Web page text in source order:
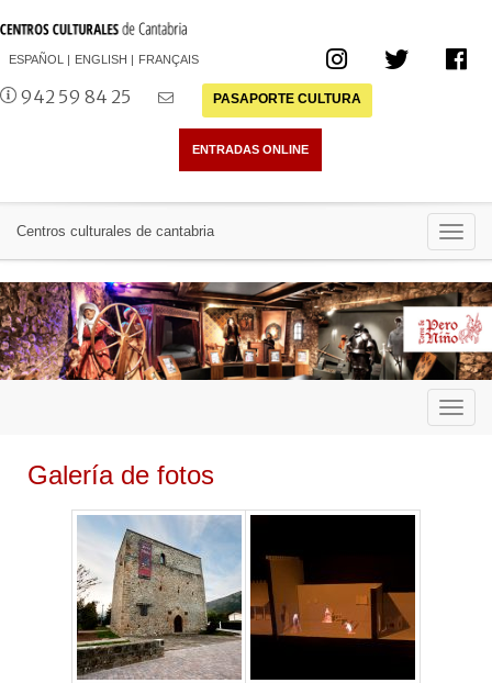
ESPAÑOL ENGLISH FRANÇAIS
942 59 84 25 PASAPORTE CULTURA
Centros culturales de cantabria
Galería de fotos